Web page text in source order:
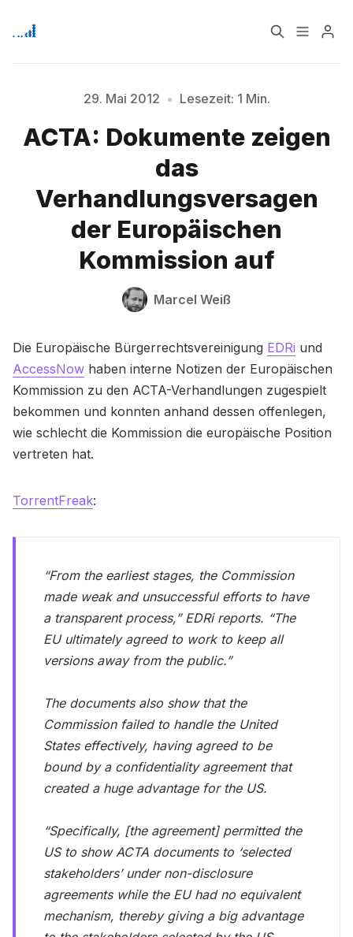
Signup
Bitte geben Sie mindestens 3 Zeichen ein
29. Mai 2012 • Lesezeit: 1 Min.
ACTA: Dokumente zeigen
das
Verhandlungsversagen
der Europäischen
Kommission auf
Marcel Weiß
Die Europäische Bürgerrechtsvereinigung EDRi und
AccessNow haben interne Notizen der Europäischen
Kommission zu den ACTA-Verhandlungen zugespielt
bekommen und konnten anhand dessen offenlegen,
wie schlecht die Kommission die europäische Position
vertreten hat.
TorrentFreak:
“From the earliest stages, the Commission
made weak and unsuccessful efforts to have
a transparent process,” EDRi reports. “The
EU ultimately agreed to work to keep all
versions away from the public.”
The documents also show that the
Commission failed to handle the United
States effectively, having agreed to be
bound by a confidentiality agreement that
created a huge advantage for the US.
“Specifically, [the agreement] permitted the
US to show ACTA documents to ‘selected
stakeholders’ under non-disclosure
agreements while the EU had no equivalent
mechanism, thereby giving a big advantage